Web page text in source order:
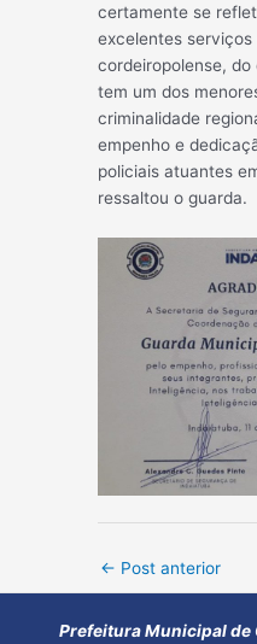
certamente se
excelentes
cordeiropolense, do
tem um dos
criminalidade
empenho e
policiais atuantes
ressaltou o guarda.
Post
← Post anterior
Prefeitura Municipal de